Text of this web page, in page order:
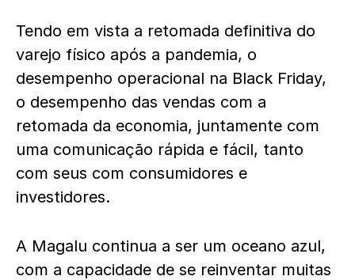
Tendo em vista a retomada definitiva do
varejo físico após a pandemia, o
desempenho operacional na Black Friday,
o desempenho das vendas com a
retomada da economia, juntamente com
uma comunicação rápida e fácil, tanto
com seus com consumidores e
investidores.
A Magalu continua a ser um oceano azul,
com a capacidade de se reinventar muitas